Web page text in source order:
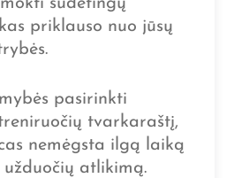
sudėtingų
priklauso nuo jūsų
pasirinkti
tvarkaraštį,
nemėgsta ilgą laiką
atlikimą.